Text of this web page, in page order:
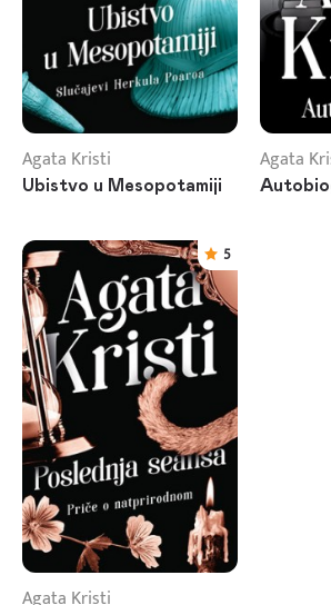
Agata Kristi
Ubistvo u Mesopotamiji
Agata
5
Agata Kristi